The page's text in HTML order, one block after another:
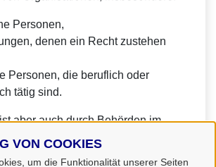
VON COOKIES
um die Funktionalität unserer Seiten
Personen,
denen ein Recht zustehen
Personen, die beruflich oder
tätig sind.
aber auch durch Behörden im
4 Verwaltungsverfahrensgesetz